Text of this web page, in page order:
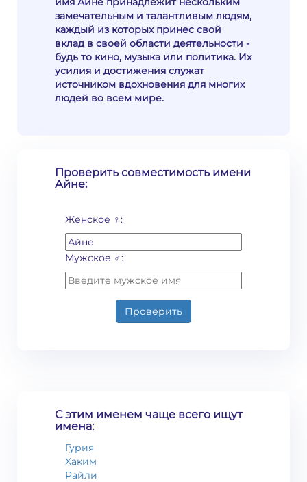
замечательным и талантливым людям,
каждый из которых принес свой
вклад в своей области деятельности -
будь то кино, музыка или политика. Их
усилия и достижения служат
источником вдохновения для многих
людей во всем мире.
Проверить совместимость имени
Айне:
Женское ♀:
Мужское ♂:
Проверить
С этим именем чаще всего ищут
имена:
Гурия
Хаким
Райли